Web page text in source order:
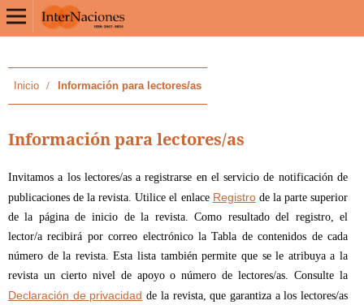
Inicio / Información para lectores/as
Información para lectores/as
Invitamos a los lectores/as a registrarse en el servicio de notificación de
publicaciones de la revista. Utilice el enlace Registrode la parte superior
de la página de inicio de la revista. Como resultado del registro, el
lector/a recibirá por correo electrónico la Tabla de contenidos de cada
número de la revista. Esta lista también permite que se le atribuya a la
revista un cierto nivel de apoyo o número de lectores/as. Consulte la
Declaración de privacidad de la revista, que garantiza a los lectores/as